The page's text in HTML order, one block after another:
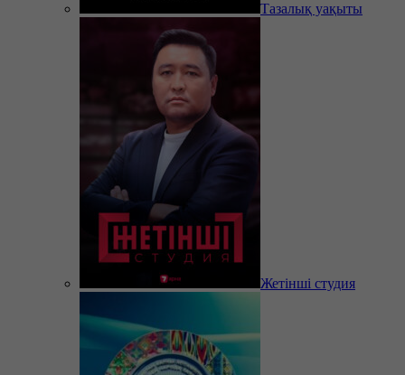
Тазалық уақыты
Жетінші студия